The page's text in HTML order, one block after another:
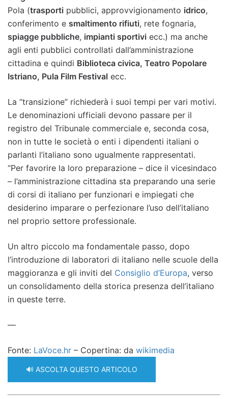
Pola (trasporti pubblici, approvvigionamento idrico,
conferimento e smaltimento rifiuti, rete fognaria,
spiagge pubbliche, impianti sportivi ecc.) ma anche
agli enti pubblici controllati dall’amministrazione
cittadina e quindi Biblioteca civica, Teatro Popolare
Istriano, Pula Film Festival ecc.
La “transizione” richiederà i suoi tempi per vari motivi.
Le denominazioni ufficiali devono passare per il
registro del Tribunale commerciale e, seconda cosa,
non in tutte le società o enti i dipendenti italiani o
parlanti l’italiano sono ugualmente rappresentati.
“Per favorire la loro preparazione – dice il vicesindaco
– l’amministrazione cittadina sta preparando una serie
di corsi di italiano per funzionari e impiegati che
desiderino imparare o perfezionare l’uso dell’italiano
nel proprio settore professionale.
Un altro piccolo ma fondamentale passo, dopo
l’introduzione di laboratori di italiano nelle scuole della
maggioranza e gli inviti del Consiglio d’Europa, verso
un consolidamento della storica presenza dell’italiano
in queste terre.
—
Fonte: LaVoce.hr – Copertina: da wikimedia
🔊 ASCOLTA QUESTO ARTICOLO